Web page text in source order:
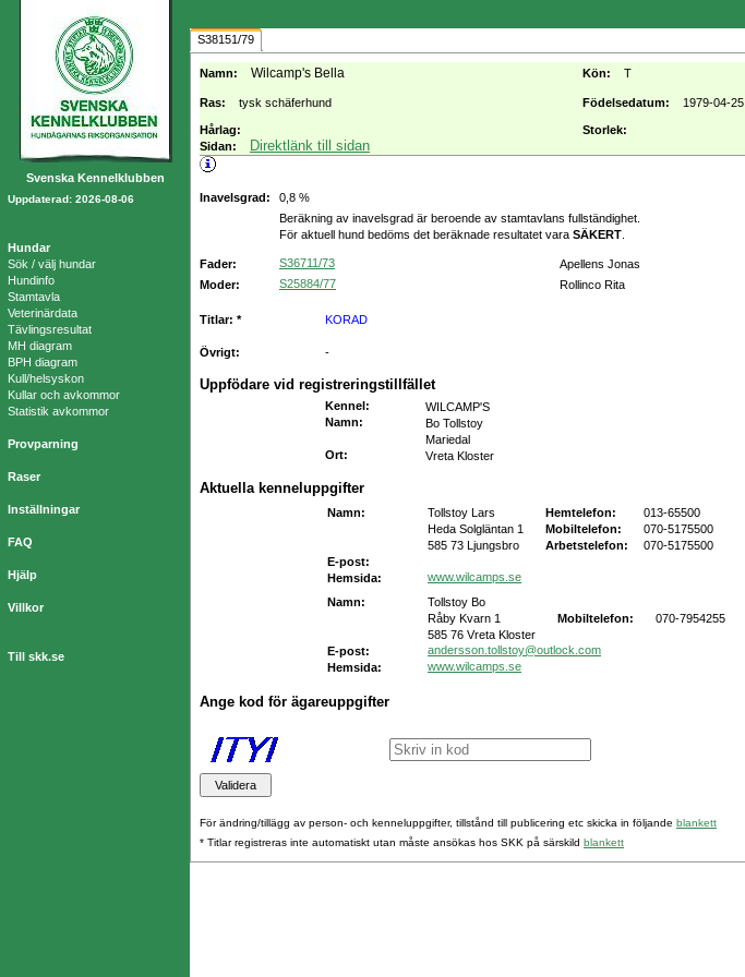
Svenska Kennelklubben
Uppdaterad: 2026-08-06
Hundar
Sök / välj hundar
Hundinfo
Stamtavla
Veterinärdata
Tävlingsresultat
MH diagram
BPH diagram
Kull/helsyskon
Kullar och avkommor
Statistik avkommor
Provparning
Raser
Inställningar
FAQ
Hjälp
Villkor
Till skk.se
S38151/79
Namn: Wilcamp's Bella Kön: T
Ras: tysk schäferhund Födelsedatum: 1979-04-25
Hårlag: Storlek:
Sidan:
Direktlänk till sidan
Inavelsgrad:
0,8 %
Beräkning av inavelsgrad är beroende av stamtavlans fullständighet.
För aktuell hund bedöms det beräknade resultatet vara SÄKERT
Fader: S36711/73
Apellens Jonas
Moder:
S25884/77 Rollinco Rita
Titlar: * KORAD
Övrigt: -
Uppfödare vid registreringstillfället
Kennel :
WILCAMP'S
Namn:
Bo Tollstoy
Mariedal
Ort: Vreta Kloster
Aktuella kenneluppgifter
Namn: Tollstoy Lars Hemtelefon:
013-65500
Heda Solgläntan 1
Mobiltelefon:
070-5175500
585 73 Ljungsbro
Arbetstelefon:
070-5175500
E-post:
Hemsida:
www.wilcamps.se
Namn:
Tollstoy Bo
Råby Kvarn 1
Mobiltelefon:
070-7954255
585 76 Vreta Kloster
E-post:
andersson.tollstoy@outlock.com
Hemsida:
www.wilcamps.se
Ange kod för ägareuppgifter
För ändring/tillägg av person- och kenneluppgifter, tillstånd till publicering etc skicka in följande blankett
* Titlar registreras inte automatiskt utan måste ansökas hos SKK på särskild blankett